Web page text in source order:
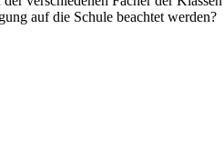
auf die Schule beachtet werden?